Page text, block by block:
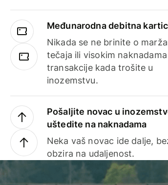
Međunarodna debitna
Nikada se ne brinite o
tečaja ili visokim
transakcije kada trošite u
inozemstvu.
Pošaljite novac u
uštedite na naknadama
Neka vaš novac ide dalje,
obzira na udaljenost.